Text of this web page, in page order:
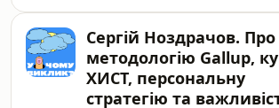
Приємного перегляду ✨🎁
гроші на ЗС
присвятила 20 років, до того,
сьогодні. Ми поговорили про
уваги і як вона формує
шлях, про благодійність,
Сергій Ноздрачов. Про
методологію Gallup,
ХИСТ, персональну
стратегію та